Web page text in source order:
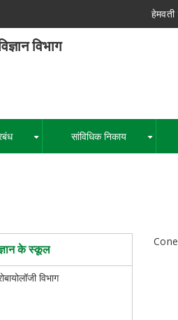
विभाग
हेमवती नंदन
एक
सांविधिक निकाय
के स्कूल
विभाग